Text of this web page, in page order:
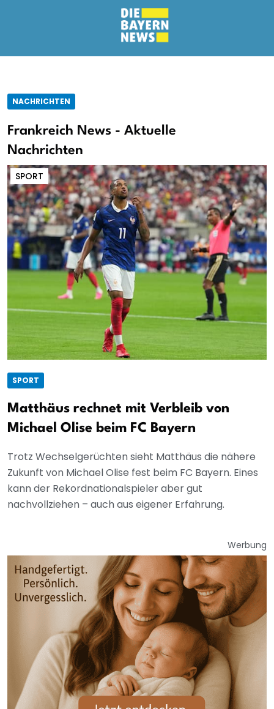
NACHRICHTEN
Frankreich News - Aktuelle
Nachrichten
SPORT
SPORT
Matthäus rechnet mit Verbleib von
Michael Olise beim FC Bayern
Trotz Wechselgerüchten sieht Matthäus die nähere
Zukunft von Michael Olise fest beim FC Bayern. Eines
kann der Rekordnationalspieler aber gut
nachvollziehen – auch aus eigener Erfahrung.
Werbung